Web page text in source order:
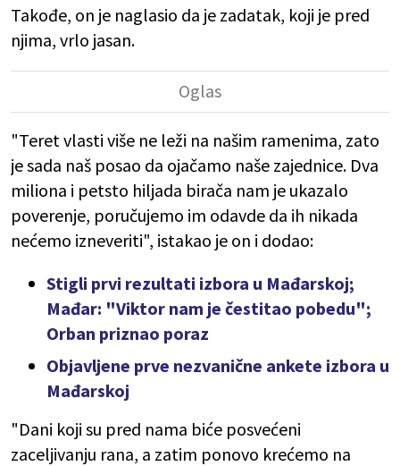
Takođe, on je naglasio da je zadatak, koji je pred
njima, vrlo jasan.
"Teret vlasti više ne leži na našim ramenima, zato
je sada naš posao da ojačamo naše zajednice. Dva
miliona i petsto hiljada birača nam je ukazalo
poverenje, poručujemo im odavde da ih nikada
nećemo izneveriti", istakao je on i dodao:
Stigli prvi rezultati izbora u Mađarskoj;
Mađar: "Viktor nam je čestitao pobedu";
Orban priznao poraz
Objavljene prve nezvanične ankete izbora u
Mađarskoj
"Dani koji su pred nama biće posvećeni
zaceljivanju rana, a zatim ponovo krećemo na